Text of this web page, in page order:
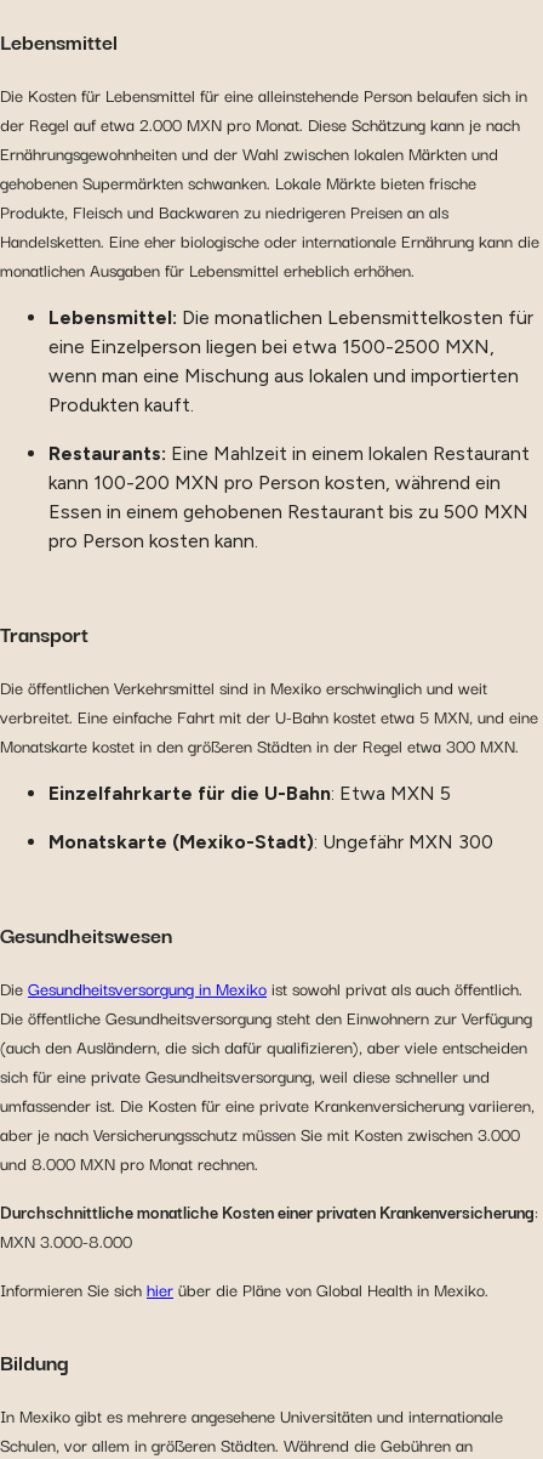
Lebensmittel
Die Kosten für Lebensmittel für eine alleinstehende Person belaufen sich in
der Regel auf etwa 2.000 MXN pro Monat. Diese Schätzung kann je nach
Ernährungsgewohnheiten und der Wahl zwischen lokalen Märkten und
gehobenen Supermärkten schwanken. Lokale Märkte bieten frische
Produkte, Fleisch und Backwaren zu niedrigeren Preisen an als
Handelsketten. Eine eher biologische oder internationale Ernährung kann die
monatlichen Ausgaben für Lebensmittel erheblich erhöhen.
Lebensmittel: Die monatlichen Lebensmittelkosten für
eine Einzelperson liegen bei etwa 1500-2500 MXN,
wenn man eine Mischung aus lokalen und importierten
Produkten kauft.
Restaurants: Eine Mahlzeit in einem lokalen Restaurant
kann 100-200 MXN pro Person kosten, während ein
Essen in einem gehobenen Restaurant bis zu 500 MXN
pro Person kosten kann.
Transport
Die öffentlichen Verkehrsmittel sind in Mexiko erschwinglich und weit
verbreitet. Eine einfache Fahrt mit der U-Bahn kostet etwa 5 MXN, und eine
Monatskarte kostet in den größeren Städten in der Regel etwa 300 MXN.
Einzelfahrkarte für die U-Bahn: Etwa MXN 5
Monatskarte (Mexiko-Stadt): Ungefähr MXN 300
Gesundheitswesen
DieGesundheitsversorgung in Mexikoist sowohl privat als auch öffentlich.
Die öffentliche Gesundheitsversorgung steht den Einwohnern zur Verfügung
(auch den Ausländern, die sich dafür qualifizieren), aber viele entscheiden
sich für eine private Gesundheitsversorgung, weil diese schneller und
umfassender ist. Die Kosten für eine private Krankenversicherung variieren,
aber je nach Versicherungsschutz müssen Sie mit Kosten zwischen 3.000
und 8.000 MXN pro Monat rechnen.
Durchschnittliche monatliche Kosten einer privaten Krankenversicherung:
MXN 3.000-8.000
Informieren Sie sichhierüber die Pläne von Global Health in Mexiko.
Bildung
In Mexiko gibt es mehrere angesehene Universitäten und internationale
Schulen, vor allem in größeren Städten. Während die Gebühren an